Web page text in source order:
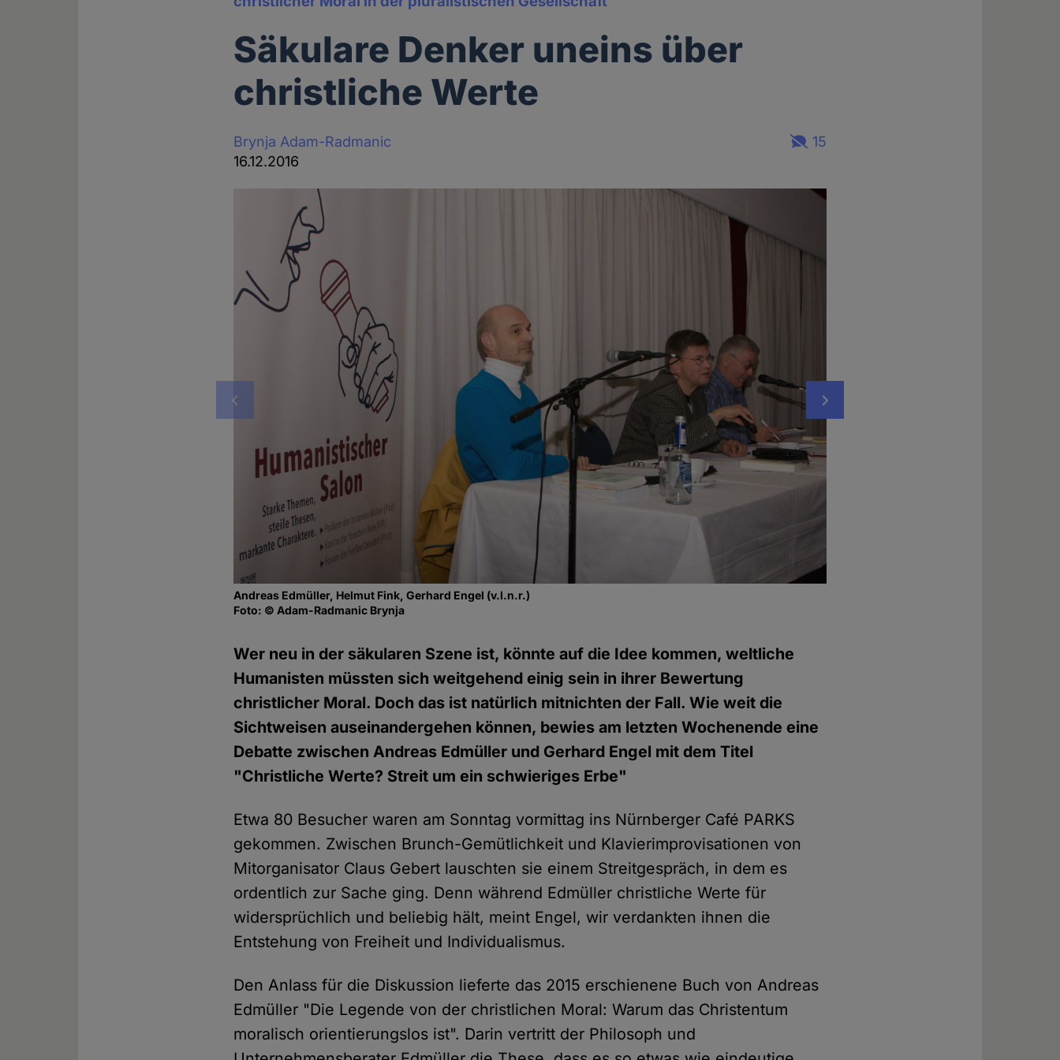
Säkulare Denker uneins über
christliche Werte
Brynja Adam-Radmanic
16.12.2016
15
Andreas Edmüller, Helmut Fink, Gerhard Engel (v.l.n.r.)
Foto: © Adam-Radmanic Brynja
Wer neu in der säkularen Szene ist, könnte auf die Idee kommen, weltliche
Humanisten müssten sich weitgehend einig sein in ihrer Bewertung
christlicher Moral. Doch das ist natürlich mitnichten der Fall. Wie weit die
Sichtweisen auseinandergehen können, bewies am letzten Wochenende eine
Debatte zwischen Andreas Edmüller und Gerhard Engel mit dem Titel
"Christliche Werte? Streit um ein schwieriges Erbe"
Etwa 80 Besucher waren am Sonntag vormittag ins Nürnberger Café PARKS
gekommen. Zwischen Brunch-Gemütlichkeit und Klavierimprovisationen von
Mitorganisator Claus Gebert lauschten sie einem Streitgespräch, in dem es
ordentlich zur Sache ging. Denn während Edmüller christliche Werte für
widersprüchlich und beliebig hält, meint Engel, wir verdankten ihnen die
Entstehung von Freiheit und Individualismus.
Den Anlass für die Diskussion lieferte das 2015 erschienene Buch von Andreas
Edmüller "Die Legende von der christlichen Moral: Warum das Christentum
moralisch orientierungslos ist". Darin vertritt der Philosoph und